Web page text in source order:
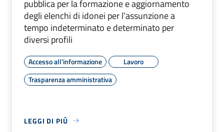
pubblica per la formazione e aggiornamento
degli elenchi di idonei per l’assunzione a
tempo indeterminato e determinato per
diversi profili
Accesso all'informazione
Lavoro
Trasparenza amministrativa
LEGGI DI PIÙ